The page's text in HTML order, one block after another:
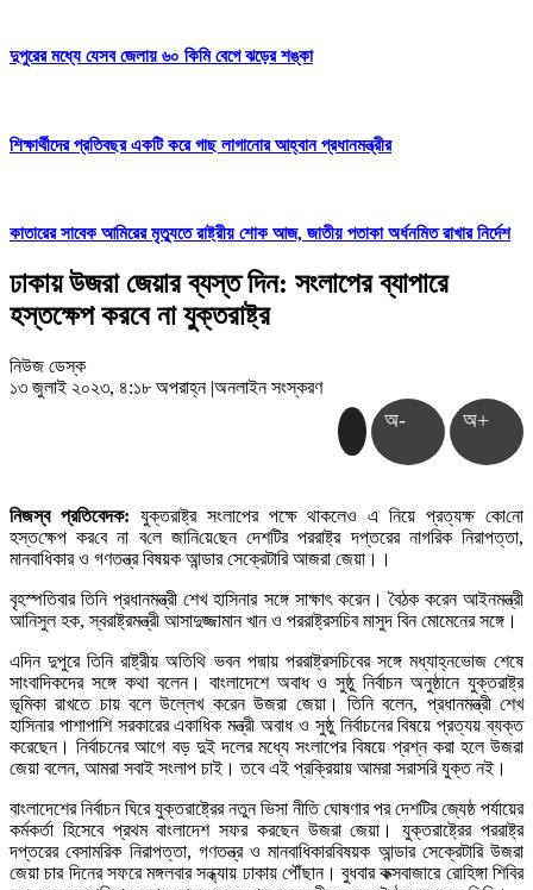
দুপুরের মধ্যে যেসব জেলায় ৬০ কিমি বেগে ঝড়ের শঙ্কা
শিক্ষার্থীদের প্রতিবছর একটি করে গাছ লাগানোর আহ্বান প্রধানমন্ত্রীর
কাতারের সাবেক আমিরের মৃত্যুতে রাষ্ট্রীয় শোক আজ, জাতীয় পতাকা অর্ধনমিত রাখার নির্দেশ
ঢাকায় উজরা জেয়ার ব্যস্ত দিন: সংলাপের ব্যাপারে
হস্তক্ষেপ করবে না যুক্তরাষ্ট্র
নিউজ ডেস্ক
১৩ জুলাই ২০২৩, ৪:১৮ অপরাহ্ন |অনলাইন সংস্করণ
অ- অ+
নিজস্ব প্রতিবেদক: যুক্তরাষ্ট্র সংলাপের পক্ষে থাকলেও এ নিয়ে প্রত্যক্ষ কো‌নো
হস্ত‌ক্ষেপ কর‌বে না ব‌লে জা‌নি‌য়ে‌ছেন দেশটির পররাষ্ট্র দপ্তরের নাগরিক নিরাপত্তা,
মানবাধিকার ও গণতন্ত্র বিষয়ক আন্ডার সেক্রেটারি আজরা জেয়া।।
বৃহস্পতিবার তিনি প্রধানমন্ত্রী শেখ হাসিনার সঙ্গে সাক্ষাৎ করেন। বৈঠক করেন আইনমন্ত্রী
আনিসুল হক, স্বরাষ্ট্রমন্ত্রী আসাদুজ্জামান খান ও পররাষ্ট্রসচিব মাসুদ বিন মোমেনের সঙ্গে।
এদিন দুপুরে তিনি রাষ্ট্রীয় অতিথি ভবন পদ্মায় পররাষ্ট্রসচিবের সঙ্গে মধ্যাহ্নভোজ শেষে
সাংবাদিকদের সঙ্গে কথা বলেন। বাংলাদেশে অবাধ ও সুষ্ঠু নির্বাচন অনুষ্ঠানে যুক্তরাষ্ট্র
ভূমিকা রাখতে চায় বলে উল্লেখ করেন উজরা জেয়া। তিনি বলেন, প্রধানমন্ত্রী শেখ
হাসিনার পাশাপাশি সরকারের একাধিক মন্ত্রী অবাধ ও সুষ্ঠু নির্বাচনের বিষয়ে প্রত্যয় ব্যক্ত
করেছেন। নির্বাচনের আগে বড় দুই দলের মধ্যে সংলাপের বিষয়ে প্রশ্ন করা হলে উজরা
জেয়া বলেন, আমরা সবাই সংলাপ চাই। তবে এই প্রক্রিয়ায় আমরা সরাসরি যুক্ত নই।
বাংলাদেশের নির্বাচন ঘিরে যুক্তরাষ্ট্রের নতুন ভিসা নীতি ঘোষণার পর দেশটির জ্যেষ্ঠ পর্যায়ের
কর্মকর্তা হিসেবে প্রথম বাংলাদেশ সফর করছেন উজরা জেয়া। যুক্তরাষ্ট্রের পররাষ্ট্র
দপ্তরের বেসামরিক নিরাপত্তা, গণতন্ত্র ও মানবাধিকারবিষয়ক আন্ডার সেক্রেটারি উজরা
জেয়া চার দিনের সফরে মঙ্গলবার সন্ধ্যায় ঢাকায় পৌঁছান। বুধবার কক্সবাজারে রোহিঙ্গা শিবির